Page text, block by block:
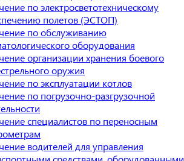
по электросветотехническому
полетов (ЭСТОП)
по обслуживанию
оборудования
организации хранения боевого
оружия
по эксплуатации котлов
по погрузочно-разгрузочной
специалистов по переносным
водителей для управления